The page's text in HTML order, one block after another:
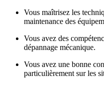
Vous maîtrisez les
maintenance des
Vous avez des
dépannage mécanique.
Vous avez une bonne
particulièrement sur les